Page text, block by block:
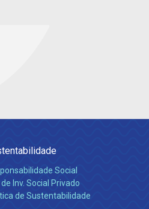
Social
de Inv. Social Privado
de Sustentabilidade